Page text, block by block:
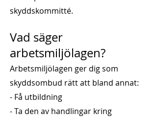
skyddskommitté.
Vad säger
arbetsmiljölagen?
Arbetsmiljölagen ger dig som
skyddsombud rätt att bland annat:
- Få utbildning
- Ta den av handlingar kring